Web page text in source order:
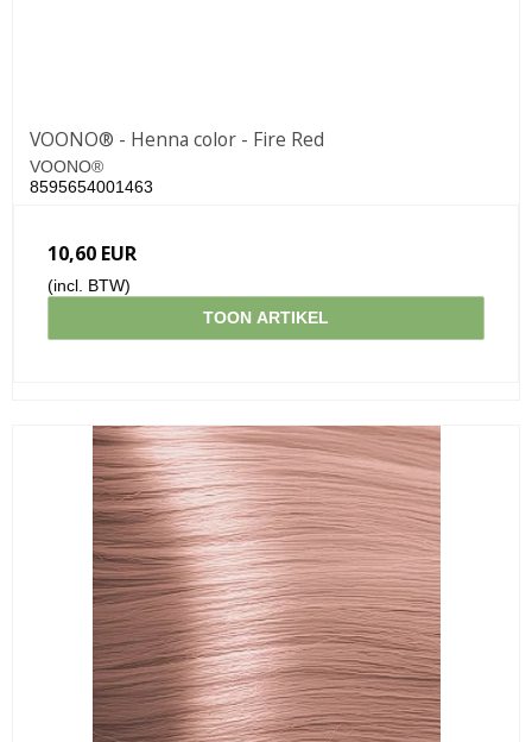
VOONO® - Henna color - Fire Red
VOONO®
8595654001463
10,60 EUR
(incl. BTW)
TOON ARTIKEL